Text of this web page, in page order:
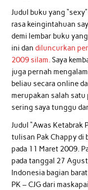
Judul buku yang
rasa keingintahuan
demi lembar buku
ini dan diluncurkan
2009 silam. Saya
juga pernah
beliau secara online
merupakan salah
sering saya tunggu
Judul “Awas Ketabrak
tulisan Pak Chappy di
pada 11 Maret 2009.
pada tanggal 27
Indonesia bagian
PK – CJG dari